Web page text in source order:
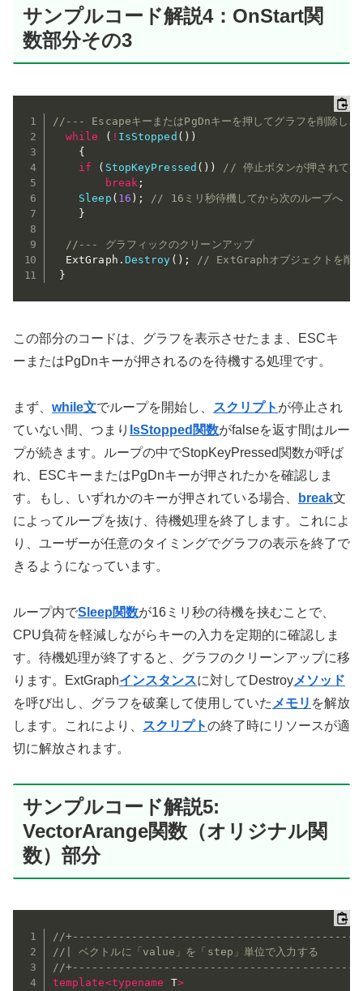
サンプルコード解説4：OnStart関
数部分その3
//--- EscapeキーまたはPgDnキーを押してグラフを削除し、
while
( ! IsStopped ( ) )
{
if
( StopKeyPressed ( ) )
// 停止ボタンが押されてい
break ;
Sleep ( 16 ) ;
// 16ミリ秒待機してから次のループへ
}
//--- グラフィックのクリーンアップ
  ExtGraph
. Destroy ( ) ;
// ExtGraphオブジェクトを削除
}
この部分のコードは、グラフを表示させたまま、ESCキ
ーまたはPgDnキーが押されるのを待機する処理です。
まず、 while文でループを開始し、 スクリプト が停止され
ていない間、つまり IsStopped関数がfalseを返す間はルー
プが続きます。ループの中でStopKeyPressed関数が呼ば
れ、ESCキーまたはPgDnキーが押されたかを確認しま
す。もし、いずれかのキーが押されている場合、
break文
によってループを抜け、待機処理を終了します。これによ
り、ユーザーが任意のタイミングでグラフの表示を終了で
きるようになっています。
ループ内でSleep関数が16ミリ秒の待機を挟むことで、
CPU負荷を軽減しながらキーの入力を定期的に確認しま
す。待機処理が終了すると、グラフのクリーンアップに移
ります。ExtGraphインスタンスに対してDestroyメソッド
を呼び出し、グラフを破棄して使用していた メモリ を解放
します。これにより、
スクリプトの終了時にリソースが適
切に解放されます。
サンプルコード解説5:
VectorArange関数（オリジナル関
数）部分
//
//| ベクトルに「value」を「step」単位で入力
//
template<typename T>